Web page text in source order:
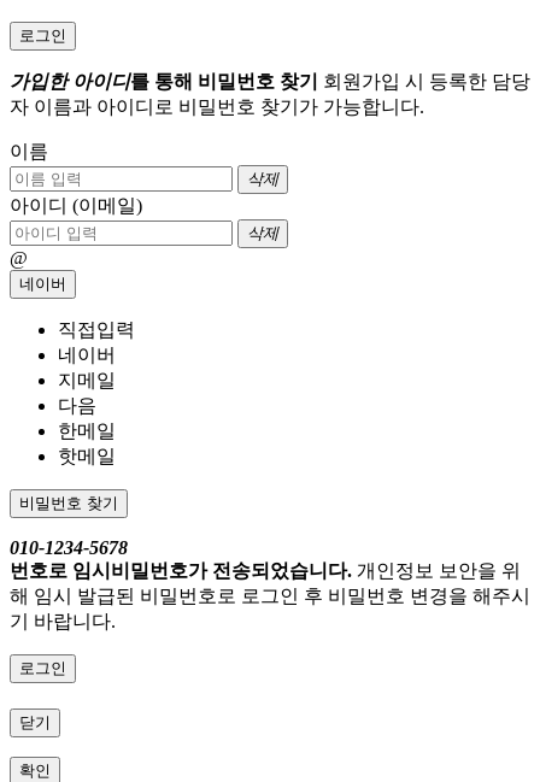
로그인
가입한 아이디를 통해 비밀번호 찾기
회원가입 시 등록한 담당
자 이름과 아이디로 비밀번호 찾기가 가능합니다.
이름
삭제
아이디 (이메일)
삭제
@
네이버
직접입력
네이버
지메일
다음
한메일
핫메일
비밀번호 찾기
010-1234-5678
번호로 임시비밀번호가 전송되었습니다. 개인정보 보안을 위
해 임시 발급된 비밀번호로 로그인 후 비밀번호 변경을 해주시
기 바랍니다.
로그인
닫기
확인